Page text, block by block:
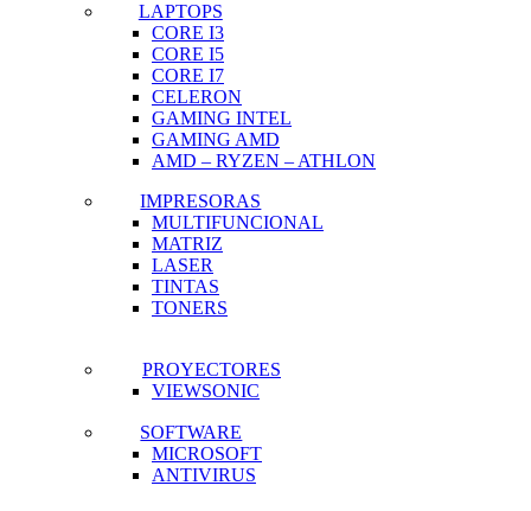
LAPTOPS
CORE I3
CORE I5
CORE I7
CELERON
GAMING INTEL
GAMING AMD
AMD – RYZEN – ATHLON
IMPRESORAS
MULTIFUNCIONAL
MATRIZ
LASER
TINTAS
TONERS
PROYECTORES
VIEWSONIC
SOFTWARE
MICROSOFT
ANTIVIRUS